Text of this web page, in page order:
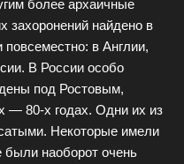
более архаичные
захоронений найдено в
в Англии,
В России особо
под Ростовым,
— 80-х годах. Одни их из
Некоторые имели
были наоборот очень